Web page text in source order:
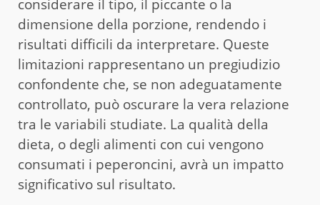
considerare il tipo, il piccante o la
dimensione della porzione, rendendo i
risultati difficili da interpretare. Queste
limitazioni rappresentano un pregiudizio
confondente che, se non adeguatamente
controllato, può oscurare la vera relazione
tra le variabili studiate. La qualità della
dieta, o degli alimenti con cui vengono
consumati i peperoncini, avrà un impatto
significativo sul risultato.